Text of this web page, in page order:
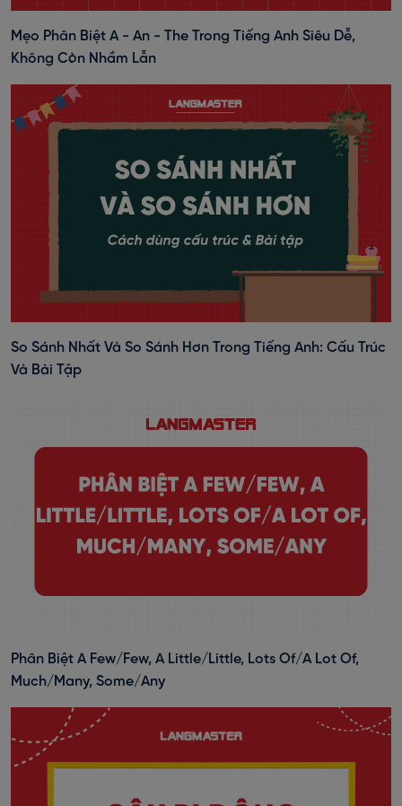
Mẹo Phân Biệt A - An - The Trong Tiếng Anh Siêu Dễ,
Không Còn Nhầm Lẫn
So Sánh Nhất Và So Sánh Hơn Trong Tiếng Anh: Cấu Trúc
Và Bài Tập
Phân Biệt A Few/Few, A Little/Little, Lots Of/A Lot Of,
Much/Many, Some/Any